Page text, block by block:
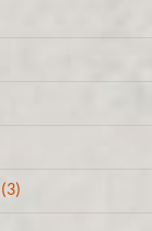
(3)